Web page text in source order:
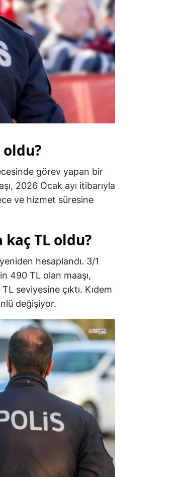
görev yapan bir
2026 Ocak ayı itibarıyla
ve hizmet süresine
kaç TL oldu?
hesaplandı. 3/1
490 TL olan maaşı,
seviyesine çıktı. Kıdem
değişiyor.